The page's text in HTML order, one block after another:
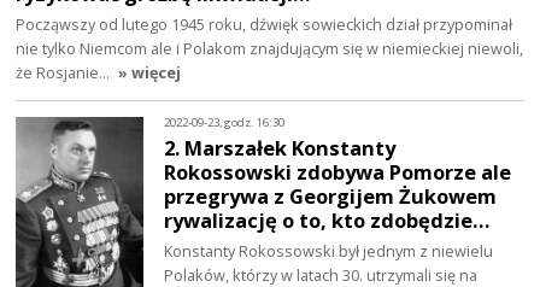
Począwszy od lutego 1945 roku, dźwięk sowieckich dział przypominał
nie tylko Niemcom ale i Polakom znajdującym się w niemieckiej niewoli,
że Rosjanie… » więcej
2022-09-23, godz. 16:30
2. Marszałek Konstanty
Rokossowski zdobywa Pomorze ale
przegrywa z Georgijem Żukowem
rywalizację o to, kto zdobędzie…
Konstanty Rokossowski był jednym z niewielu
Polaków, którzy w latach 30. utrzymali się na